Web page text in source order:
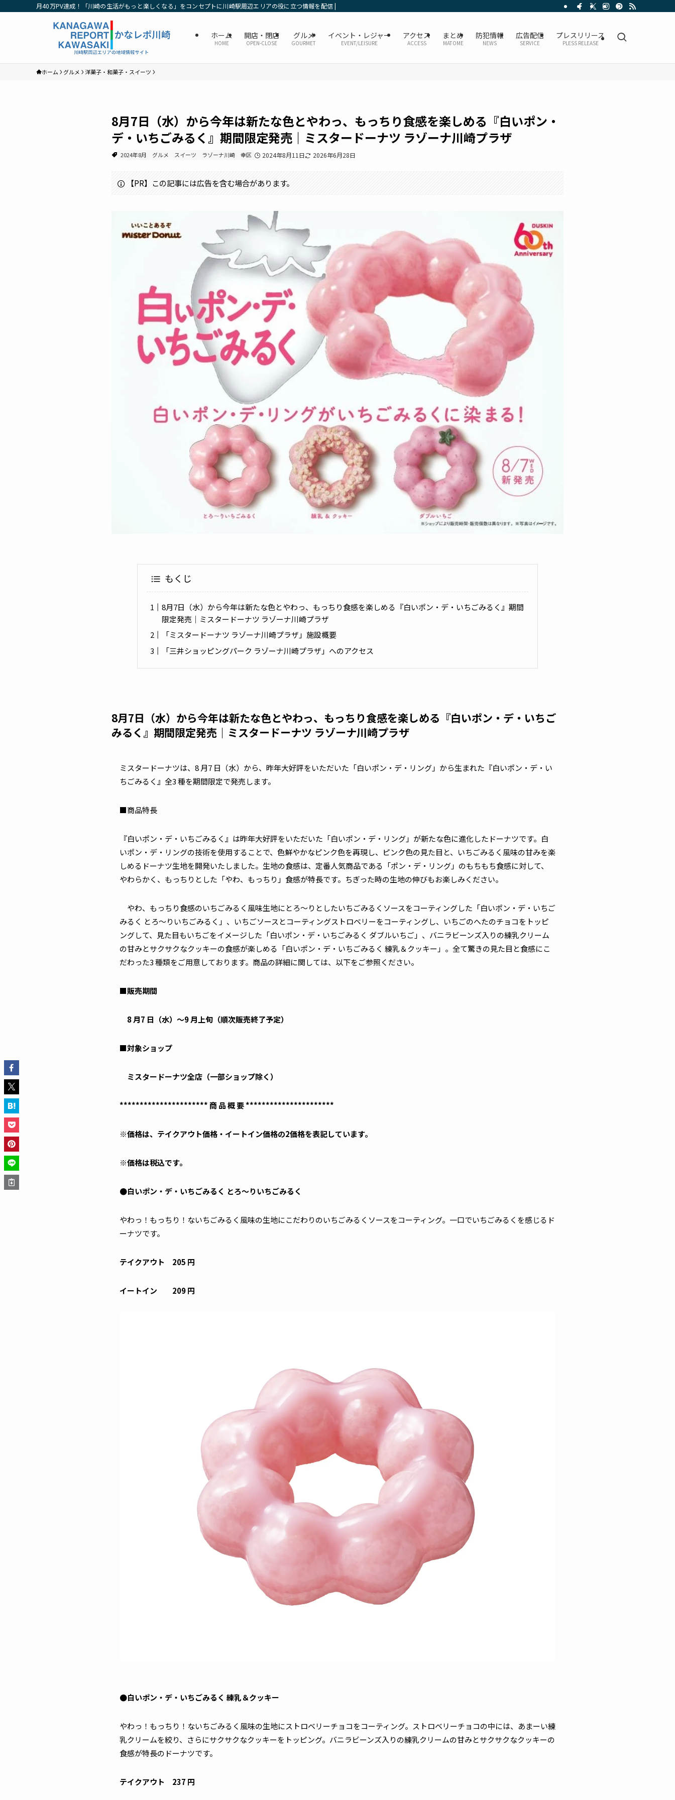
月40万PV達成！「川崎の生活がもっと楽しくなる」をコンセプトに川崎駅周辺エリアの役に立つ情報を配信 | かなレポ川崎
ホーム
HOME
開店・閉店
OPEN-CLOSE
グルメ
GOURMET
イベント・レジャー
EVENT/LEISURE
アクセス
ACCESS
まとめ
MATOME
防犯情報
NEWS
広告配信
SERVICE
プレスリリース
PLESS RELEASE
ホーム グルメ 洋菓子・和菓子・スイーツ
8月7日（水）から今年は新たな色とやわっ、もっちり食感を楽しめる『白いポン・
デ・いちごみるく』期間限定発売｜ミスタードーナツ ラゾーナ川崎プラザ
2024年8月 グルメ スイーツ ラゾーナ川崎 幸区 2024年8月11日 2026年6月28日
【PR】この記事には広告を含む場合があります。
もくじ
8月7日（水）から今年は新たな色とやわっ、もっちり食感を楽しめる『白いポン・デ・いちごみるく』期間
限定発売｜ミスタードーナツ ラゾーナ川崎プラザ
「ミスタードーナツ ラゾーナ川崎プラザ」施設概要
「三井ショッピングパーク ラゾーナ川崎プラザ」へのアクセス
8月7日（水）から今年は新たな色とやわっ、もっちり食感を楽しめる『白いポン・デ・いちご
みるく』期間限定発売｜ミスタードーナツ ラゾーナ川崎プラザ
ミスタードーナツは、8 月7 日（水）から、昨年大好評をいただいた「白いポン・デ・リング」から生まれた『白いポン・デ・い
ちごみるく』全3 種を期間限定で発売します。
■商品特長
『白いポン・デ・いちごみるく』は昨年大好評をいただいた「白いポン・デ・リング」が新たな色に進化したドーナツです。白
いポン・デ・リングの技術を使用することで、色鮮やかなピンク色を再現し、ピンク色の見た目と、いちごみるく風味の甘みを楽
しめるドーナツ生地を開発いたしました。生地の食感は、定番人気商品である「ポン・デ・リング」のもちもち食感に対して、
やわらかく、もっちりとした「やわ、もっちり」食感が特長です。ちぎった時の生地の伸びもお楽しみください。
やわ、もっちり食感のいちごみるく風味生地にとろ～りとしたいちごみるくソースをコーティングした「白いポン・デ・いちご
みるく とろ～りいちごみるく」、いちごソースとコーティングストロベリーをコーティングし、いちごのへたのチョコをトッピ
ングして、見た目もいちごをイメージした「白いポン・デ・いちごみるく ダブルいちご」、バニラビーンズ入りの練乳クリーム
の甘みとサクサクなクッキーの食感が楽しめる「白いポン・デ・いちごみるく 練乳＆クッキー」。全て驚きの見た目と食感にこ
だわった3 種類をご用意しております。商品の詳細に関しては、以下をご参照ください。
■販売期間
8 月7 日（水）～9 月上旬（順次販売終了予定）
■対象ショップ
ミスタードーナツ全店（一部ショップ除く）
********************** 商 品 概 要 **********************
※価格は、テイクアウト価格・イートイン価格の2価格を表記しています。
※価格は税込です。
●白いポン・デ・いちごみるく とろ～りいちごみるく
やわっ！もっちり！ないちごみるく風味の生地にこだわりのいちごみるくソースをコーティング。一口でいちごみるくを感じるド
ーナツです。
テイクアウト 205 円
イートイン 209 円
●白いポン・デ・いちごみるく 練乳＆クッキー
やわっ！もっちり！ないちごみるく風味の生地にストロベリーチョコをコーティング。ストロベリーチョコの中には、あまーい練
乳クリームを絞り、さらにサクサクなクッキーをトッピング。バニラビーンズ入りの練乳クリームの甘みとサクサクなクッキーの
食感が特長のドーナツです。
テイクアウト 237 円